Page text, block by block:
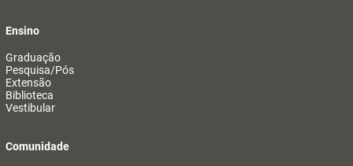
Ensino
Graduação
Pesquisa/Pós
Extensão
Biblioteca
Vestibular
Comunidade